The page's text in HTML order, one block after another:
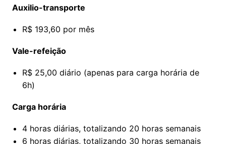
Auxilio-transporte
R$ 193,60 por mês
Vale-refeição
R$ 25,00 diário (apenas para carga horária de
6h)
Carga horária
4 horas diárias, totalizando 20 horas semanais
6 horas diárias, totalizando 30 horas semanais